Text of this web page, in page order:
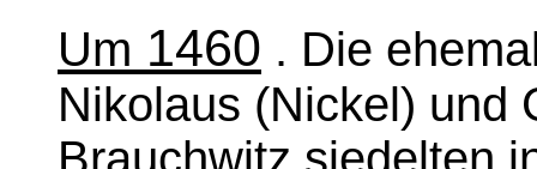
Um 1460 . Die
Nikolaus (Nickel) und
Brauchwitz siedelten